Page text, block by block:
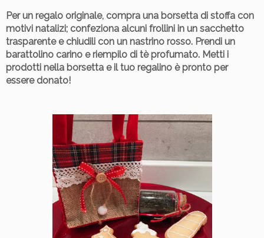
Per un regalo originale, compra una borsetta di stoffa con
motivi natalizi; confeziona alcuni frollini in un sacchetto
trasparente e chiudili con un nastrino rosso. Prendi un
barattolino carino e riempilo di tè profumato. Metti i
prodotti nella borsetta e il tuo regalino è pronto per
essere donato!